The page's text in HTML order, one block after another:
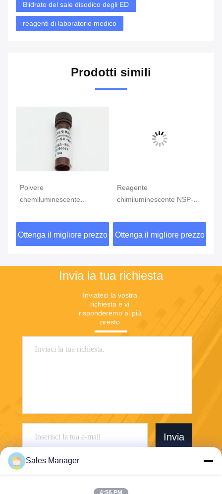
Biidrato del sale disodico degli ED
reagenti di laboratorio medico
Prodotti simili
Polvere
chemiluminescente
reagente NSP-SA-NHS
CAS199293-83-9
Ottenga il migliore prezzo
Reagente
chimiluminescente NSP-SA
gialla o solido
Ottenga il migliore prezzo
Invia la tua richiesta
Inviateci la vostra
richiesta e vi
risponderemo al più
presto.
Invia
Sales Manager
4:56 PM